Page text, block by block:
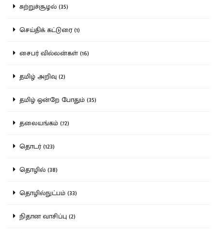
சுற்றுச்சூழல் (35)
செய்திக் கட்டுரை (1)
சைபர் வில்லன்கள் (16)
தமிழ் அறிவு (2)
தமிழ் ஒன்றே போதும் (35)
தலையங்கம் (72)
தொடர் (123)
தொழில் (38)
தொழில்நுட்பம் (33)
நிதான வாசிப்பு (2)